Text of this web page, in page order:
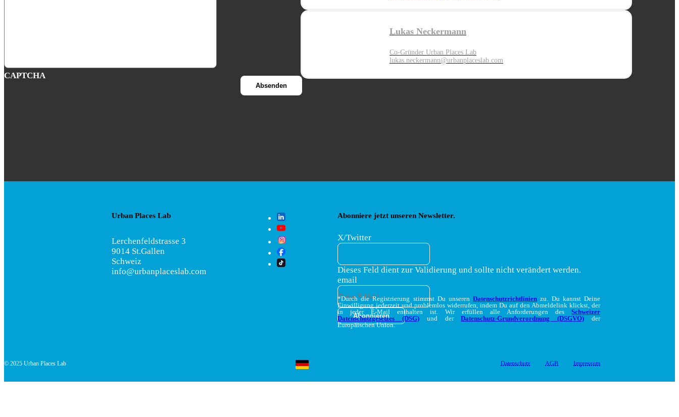
CAPTCHA
Lukas Neckermann
Co-Gründer Urban Places Lab
lukas.neckermann@urbanplaceslab.com
Urban Places Lab
Lerchenfeldstrasse 3
9014 St.Gallen
Schweiz
info@urbanplaceslab.com
Abonniere jetzt unseren Newsletter.
X/Twitter
Dieses Feld dient zur Validierung und sollte nicht verändert werden.
email
*Durch die Registrierung stimmst Du unserenDatenschutzrichtlinien zu. Du kannst Deine
Einwilligung jederzeit und problemlos widerrufen, indem Du auf den Abmeldelink klickst, der
in jeder E-Mail enthalten ist. Wir erfüllen alle Anforderungen des Schweizer
Datenschutzgesetzes (DSG)und derDatenschutz-Grundverordnung (DSGVO) der
Europäischen Union.
© 2025 Urban Places Lab Datenschutz AGB Impressum